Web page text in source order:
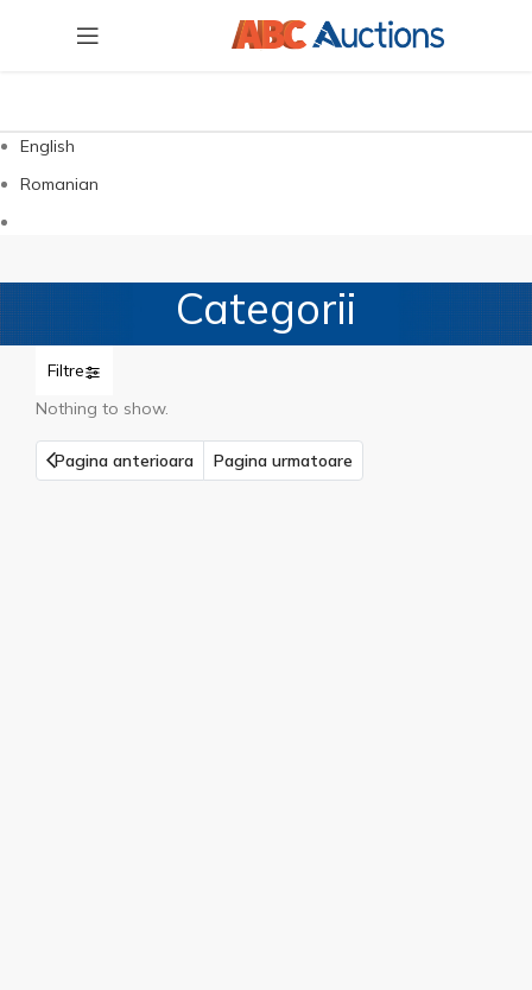
English
Romanian
Categorii
Filtre
Nothing to show.
Pagina anterioara Pagina urmatoare